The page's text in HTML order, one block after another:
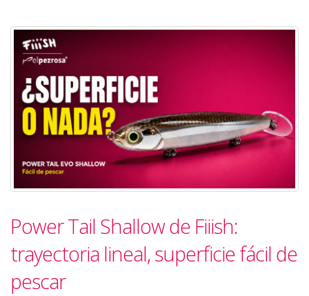
Power Tail Shallow de Fiiish:
trayectoria lineal, superficie fácil de
pescar